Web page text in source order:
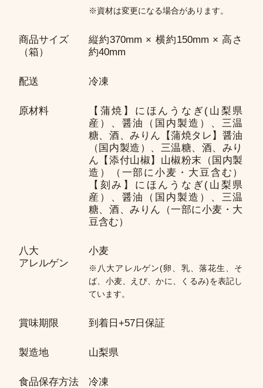
※資材は変更になる場合があります。
商品サイズ
（箱）
縦約370mm × 横約150mm × 高さ
約40mm
配送 冷凍
原材料
【蒲焼】にほんうなぎ(山梨県
産）、醤油（国内製造）、三温
糖、酒、みりん【蒲焼タレ】醤油
（国内製造）、三温糖、酒、みり
ん【添付山椒】山椒粉末（国内製
造）（一部に小麦・大豆含む）
【刻み】にほんうなぎ(山梨県
産）、醤油（国内製造）、三温
糖、酒、みりん（一部に小麦・大
豆含む）
八大
アレルゲン
小麦
※八大アレルゲン(卵、乳、落花生、そ
ば、小麦、えび、かに、くるみ)を表記し
ています。
賞味期限 到着日+57日保証
製造地 山梨県
食品保存方法 冷凍